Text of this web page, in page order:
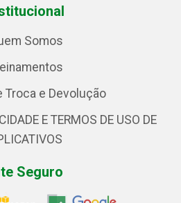
Somos
Troca e Devolução
E TERMOS DE USO DE
Seguro